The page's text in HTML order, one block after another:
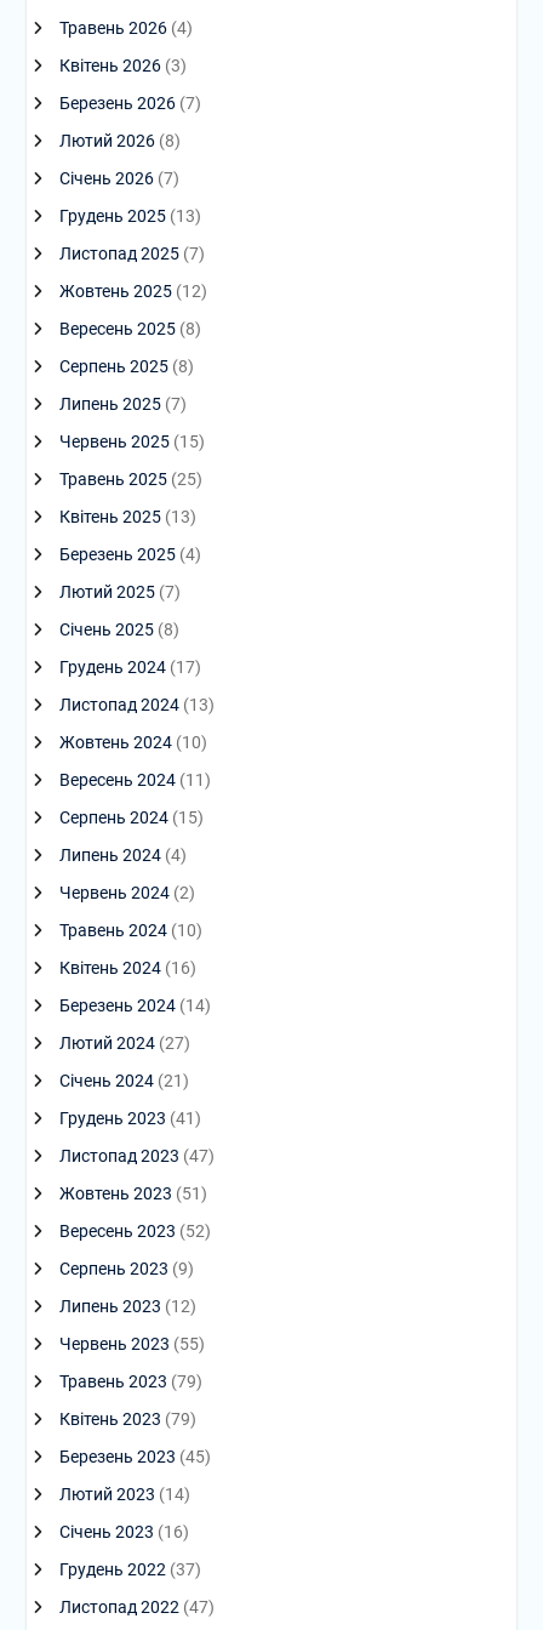
Травень 2026(4)
Квітень 2026(3)
Березень 2026(7)
Лютий 2026(8)
Січень 2026(7)
Грудень 2025(13)
Листопад 2025(7)
Жовтень 2025(12)
Вересень 2025(8)
Серпень 2025(8)
Липень 2025(7)
Червень 2025(15)
Травень 2025(25)
Квітень 2025(13)
Березень 2025(4)
Лютий 2025(7)
Січень 2025(8)
Грудень 2024(17)
Листопад 2024(13)
Жовтень 2024(10)
Вересень 2024(11)
Серпень 2024(15)
Липень 2024(4)
Червень 2024(2)
Травень 2024(10)
Квітень 2024(16)
Березень 2024(14)
Лютий 2024(27)
Січень 2024(21)
Грудень 2023 (41)
Листопад 2023 (47)
Жовтень 2023 (51)
Вересень 2023 (52)
Серпень 2023 (9)
Липень 2023 (12)
Червень 2023 (55)
Травень 2023 (79)
Квітень 2023 (79)
Березень 2023 (45)
Лютий 2023 (14)
Січень 2023 (16)
Грудень 2022 (37)
Листопад 2022 (47)